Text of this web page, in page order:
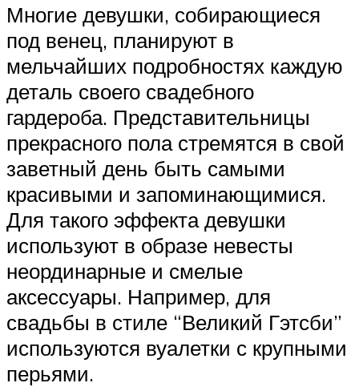
Многие девушки, собирающиеся
под венец, планируют в
мельчайших подробностях каждую
деталь своего свадебного
гардероба. Представительницы
прекрасного пола стремятся в свой
заветный день быть самыми
красивыми и запоминающимися.
Для такого эффекта девушки
используют в образе невесты
неординарные и смелые
аксессуары. Например, для
свадьбы в стиле “Великий Гэтсби”
используются вуалетки с крупными
перьями.